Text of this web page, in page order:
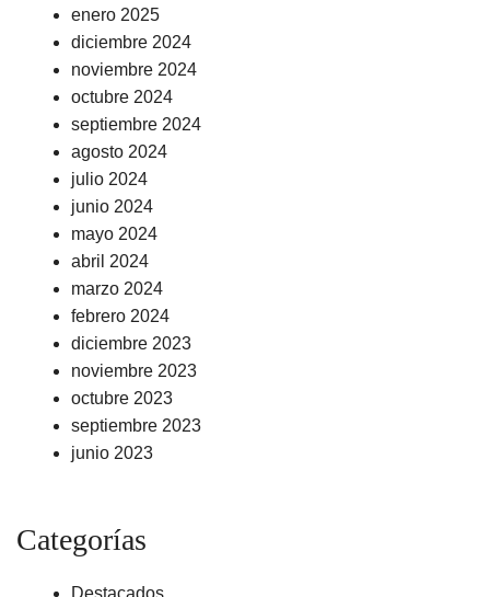
enero 2025
diciembre 2024
noviembre 2024
octubre 2024
septiembre 2024
agosto 2024
julio 2024
junio 2024
mayo 2024
abril 2024
marzo 2024
febrero 2024
diciembre 2023
noviembre 2023
octubre 2023
septiembre 2023
junio 2023
Categorías